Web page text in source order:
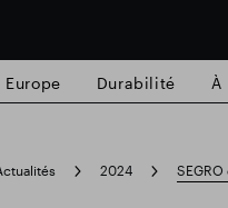
Europe Durabilité À
2024